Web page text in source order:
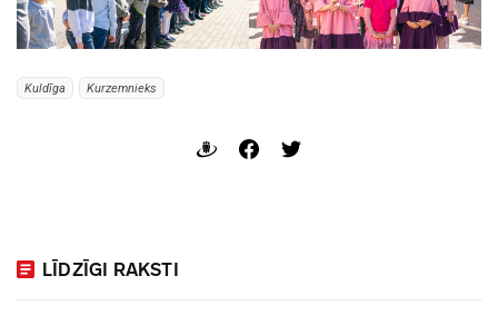
Kuldīga Kurzemnieks
LĪDZĪGI RAKSTI